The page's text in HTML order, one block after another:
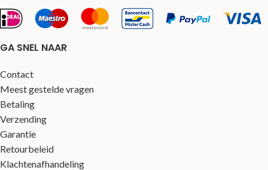
GA SNEL NAAR
Contact
Meest gestelde vragen
Betaling
Verzending
Garantie
Retourbeleid
Klachtenafhandeling